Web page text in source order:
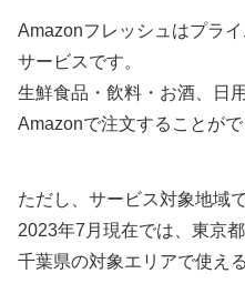
Amazonフレッシュはプラ
サービスです。
生鮮食品・飲料・お酒、日
Amazonで注文することがで
ただし、サービス対象地域
2023年7月現在では、東京
千葉県の対象エリアで使え